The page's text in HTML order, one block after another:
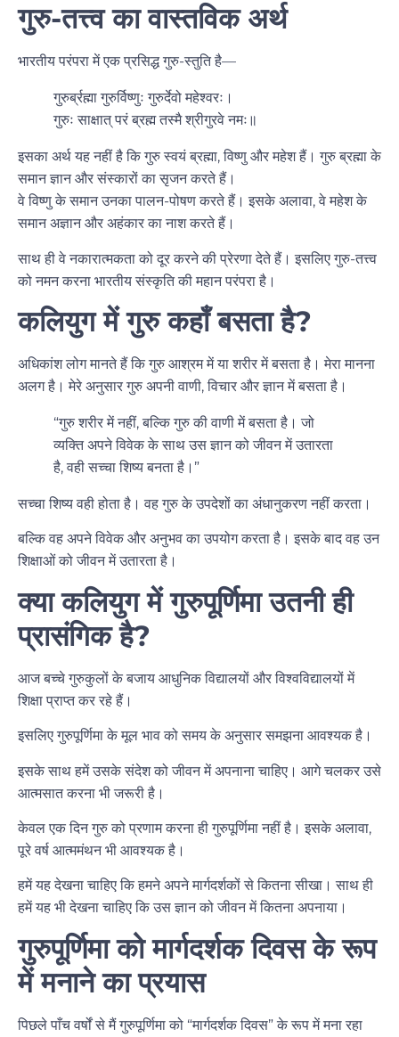
गुरु-तत्त्व का वास्तविक अर्थ
भारतीय परंपरा में एक प्रसिद्ध गुरु-स्तुति है—
गुरुर्ब्रह्मा गुरुर्विष्णुः गुरुर्देवो महेश्वरः।
गुरुः साक्षात् परं ब्रह्म तस्मै श्रीगुरवे नमः॥
इसका अर्थ यह नहीं है कि गुरु स्वयं ब्रह्मा, विष्णु और महेश हैं। गुरु ब्रह्मा के
समान ज्ञान और संस्कारों का सृजन करते हैं।
वे विष्णु के समान उनका पालन-पोषण करते हैं। इसके अलावा, वे महेश के
समान अज्ञान और अहंकार का नाश करते हैं।
साथ ही वे नकारात्मकता को दूर करने की प्रेरणा देते हैं। इसलिए गुरु-तत्त्व
को नमन करना भारतीय संस्कृति की महान परंपरा है।
कलियुग में गुरु कहाँ बसता है?
अधिकांश लोग मानते हैं कि गुरु आश्रम में या शरीर में बसता है। मेरा मानना
अलग है। मेरे अनुसार गुरु अपनी वाणी, विचार और ज्ञान में बसता है।
“गुरु शरीर में नहीं, बल्कि गुरु की वाणी में बसता है। जो
व्यक्ति अपने विवेक के साथ उस ज्ञान को जीवन में उतारता
है, वही सच्चा शिष्य बनता है।”
सच्चा शिष्य वही होता है। वह गुरु के उपदेशों का अंधानुकरण नहीं करता।
बल्कि वह अपने विवेक और अनुभव का उपयोग करता है। इसके बाद वह उन
शिक्षाओं को जीवन में उतारता है।
क्या कलियुग में गुरुपूर्णिमा उतनी ही
प्रासंगिक है?
आज बच्चे गुरुकुलों के बजाय आधुनिक विद्यालयों और विश्वविद्यालयों में
शिक्षा प्राप्त कर रहे हैं।
इसलिए गुरुपूर्णिमा के मूल भाव को समय के अनुसार समझना आवश्यक है।
इसके साथ हमें उसके संदेश को जीवन में अपनाना चाहिए। आगे चलकर उसे
आत्मसात करना भी जरूरी है।
केवल एक दिन गुरु को प्रणाम करना ही गुरुपूर्णिमा नहीं है। इसके अलावा,
पूरे वर्ष आत्ममंथन भी आवश्यक है।
हमें यह देखना चाहिए कि हमने अपने मार्गदर्शकों से कितना सीखा। साथ ही
हमें यह भी देखना चाहिए कि उस ज्ञान को जीवन में कितना अपनाया।
गुरुपूर्णिमा को मार्गदर्शक दिवस के रूप
में मनाने का प्रयास
पिछले पाँच वर्षों से मैं गुरुपूर्णिमा को “मार्गदर्शक दिवस” के रूप में मना रहा